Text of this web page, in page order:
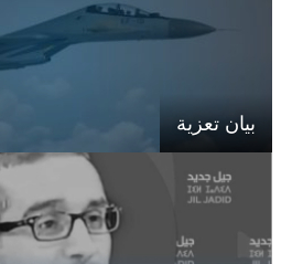
بيان تعزية